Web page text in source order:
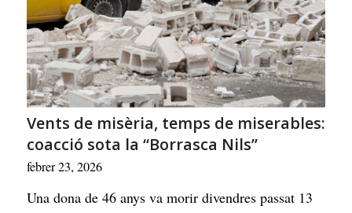
Vents de misèria, temps de miserables:
coacció sota la “Borrasca Nils”
febrer 23, 2026
Una dona de 46 anys va morir divendres passat 13